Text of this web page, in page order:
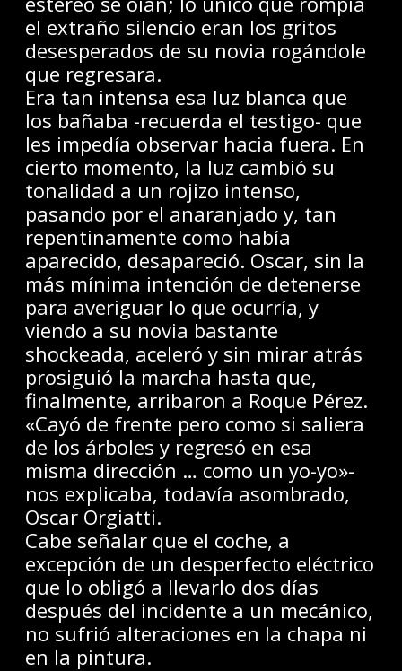
el extraño silencio eran los gritos
desesperados de su novia rogándole
que regresara.
Era tan intensa esa luz blanca que
los bañaba -recuerda el testigo- que
les impedía observar hacia fuera. En
cierto momento, la luz cambió su
tonalidad a un rojizo intenso,
pasando por el anaranjado y, tan
repentinamente como había
aparecido, desapareció. Oscar, sin la
más mínima intención de detenerse
para averiguar lo que ocurría, y
viendo a su novia bastante
shockeada, aceleró y sin mirar atrás
prosiguió la marcha hasta que,
finalmente, arribaron a Roque Pérez.
«Cayó de frente pero como si saliera
de los árboles y regresó en esa
misma dirección … como un yo-yo»-
nos explicaba, todavía asombrado,
Oscar Orgiatti.
Cabe señalar que el coche, a
excepción de un desperfecto eléctrico
que lo obligó a llevarlo dos días
después del incidente a un mecánico,
no sufrió alteraciones en la chapa ni
en la pintura.